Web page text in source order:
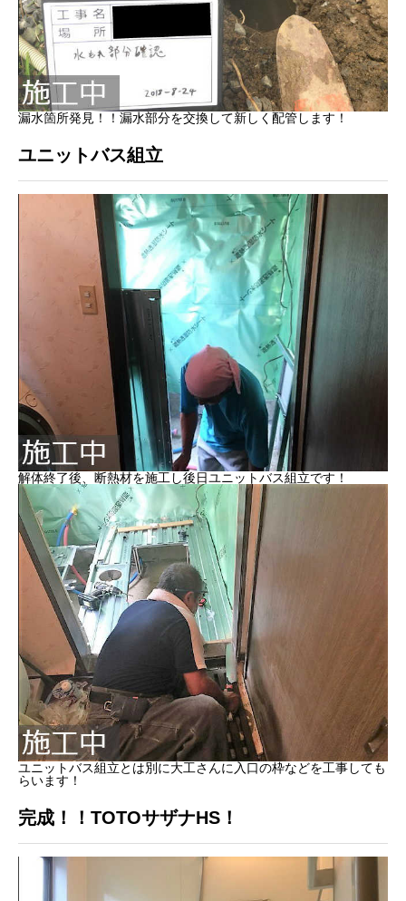
漏水箇所発見！！漏水部分を交換して新しく配管します！
ユニットバス組立
解体終了後、断熱材を施工し後日ユニットバス組立です！
ユニットバス組立とは別に大工さんに入口の枠などを工事しても
らいます！
完成！！TOTOサザナHS！